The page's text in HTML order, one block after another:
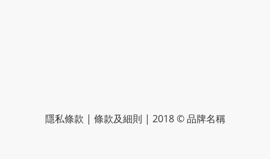
隱私條款 | 條款及細則 | 2018 © 品牌名稱